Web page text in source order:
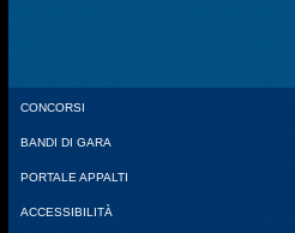
CONCORSI
BANDI DI GARA
PORTALE APPALTI
ACCESSIBILITÀ